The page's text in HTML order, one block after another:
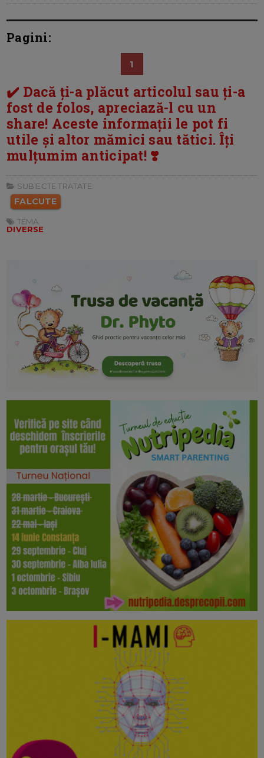
Pagini:
1
✔️ Dacă ți-a plăcut articolul sau ți-a
fost de folos, apreciază-l cu un
share! Aceste informații le pot fi
utile și altor mămici sau tătici. Îți
mulțumim anticipat! ❣️
SUBIECTE TRATATE:
FALCUTE
TEMA:
DIVERSE